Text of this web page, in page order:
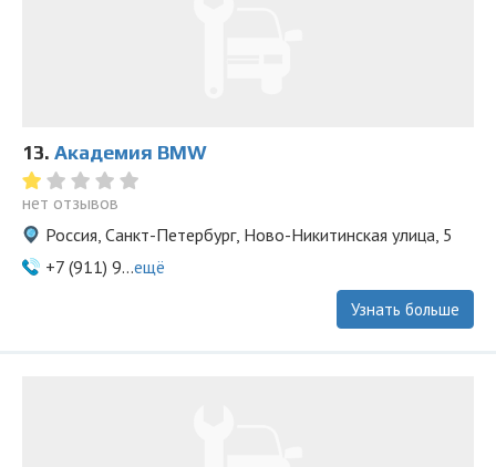
13. Академия BMW
нет отзывов
Россия, Санкт-Петербург, Ново-Никитинская улица, 5
+7 (911) 9...ещё
Узнать больше